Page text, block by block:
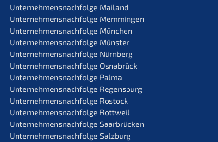
Unternehmens­nachfolge Mailand
Unternehmens­nachfolge Memmingen
Unternehmens­nachfolge München
Unternehmens­nachfolge Münster
Unternehmens­nachfolge Nürnberg
Unternehmens­nachfolge Osnabrück
Unternehmens­nachfolge Palma
Unternehmens­nachfolge Regensburg
Unternehmens­nachfolge Rostock
Unternehmens­nachfolge Rottweil
Unternehmens­nachfolge Saarbrücken
Unternehmens­nachfolge Salzburg